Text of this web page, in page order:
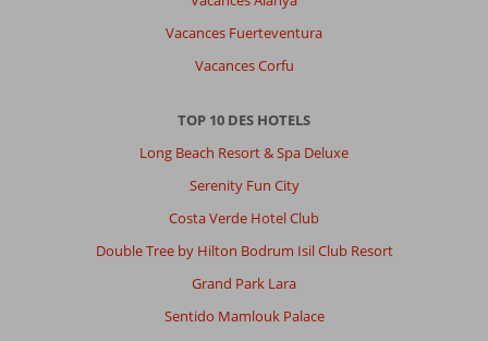
Vacances Fuerteventura
Vacances Corfu
TOP 10 DES HOTELS
Long Beach Resort & Spa Deluxe
Serenity Fun City
Costa Verde Hotel Club
Double Tree by Hilton Bodrum Isil Club Resort
Grand Park Lara
Sentido Mamlouk Palace